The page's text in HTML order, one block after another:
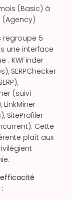
(Basic) à
(Agency)
regroupe 5
une interface
: KWFinder
SERPChecker
(suivi
LinkMiner
SiteProfiler
Cette
plaît aux